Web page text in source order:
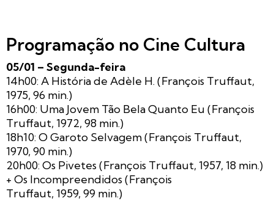
Programação no Cine Cultura
05/01 – Segunda-feira
14h00: A História de Adèle H. (François Truffaut,
1975, 96 min.)
16h00: Uma Jovem Tão Bela Quanto Eu (François
Truffaut, 1972, 98 min.)
18h10: O Garoto Selvagem (François Truffaut,
1970, 90 min.)
20h00: Os Pivetes (François Truffaut, 1957, 18 min.)
+ Os Incompreendidos (François
Truffaut, 1959, 99 min.)